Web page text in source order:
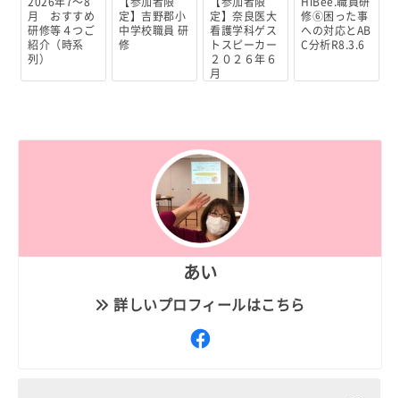
月 おすすめ
研修等４つご
紹介（時系
列）
定】吉野郡小
中学校職員 研
修
定】奈良医大
看護学科ゲス
トスピーカー
２０２６年６
月
修⑥困った事
への対応とAB
C分析R8.3.6
あい
詳しいプロフィールはこちら